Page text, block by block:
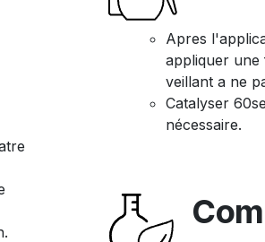
Apres
appliquer
veillant a ne
Catalyser
nécessaire.